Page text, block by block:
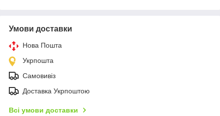
Умови доставки
Нова Пошта
Укрпошта
Самовивіз
Доставка Укрпоштою
Всі умови доставки